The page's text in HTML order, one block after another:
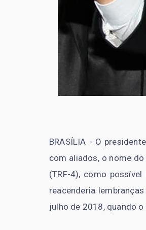
BRASÍLIA - O
com aliados, o nome do
(TRF-4), como
reacenderia
julho de 2018, quando